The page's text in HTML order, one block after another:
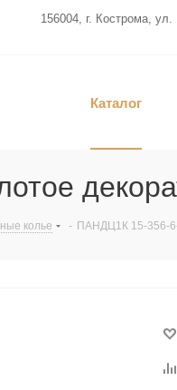
156004, г. Кострома, ул.
Каталог
колье - ПАНДЦ1К 15-356-